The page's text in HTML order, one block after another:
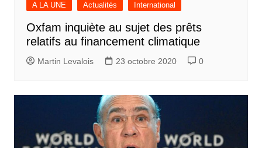
A LA UNE Actualités International
Oxfam inquiète au sujet des prêts
relatifs au financement climatique
Martin Levalois 23 octobre 2020 0